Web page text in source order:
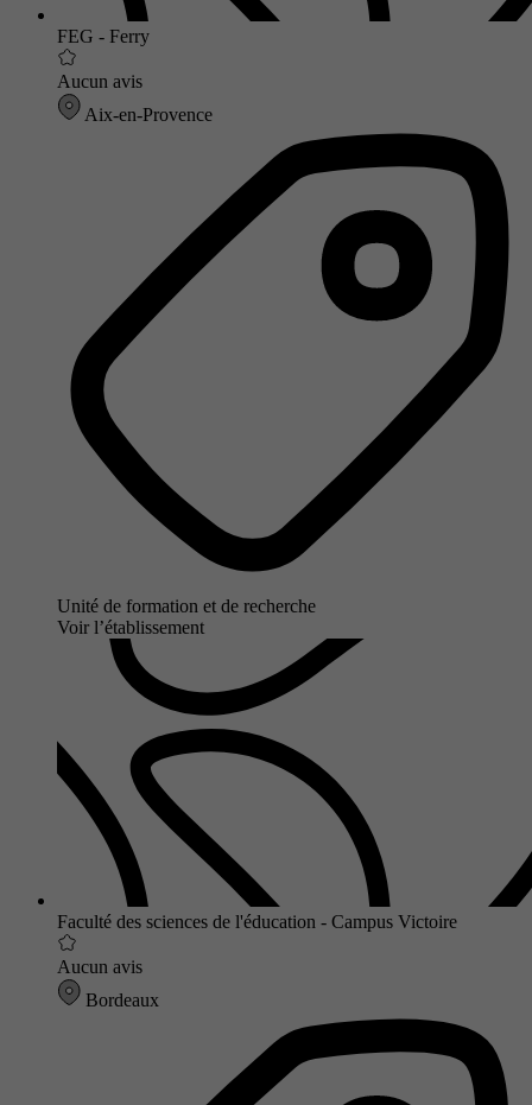
FEG - Ferry
Aucun avis
Aix-en-Provence
Unité de formation et de recherche
Voir l’établissement
Faculté des sciences de l'éducation - Campus Victoire
Aucun avis
Bordeaux